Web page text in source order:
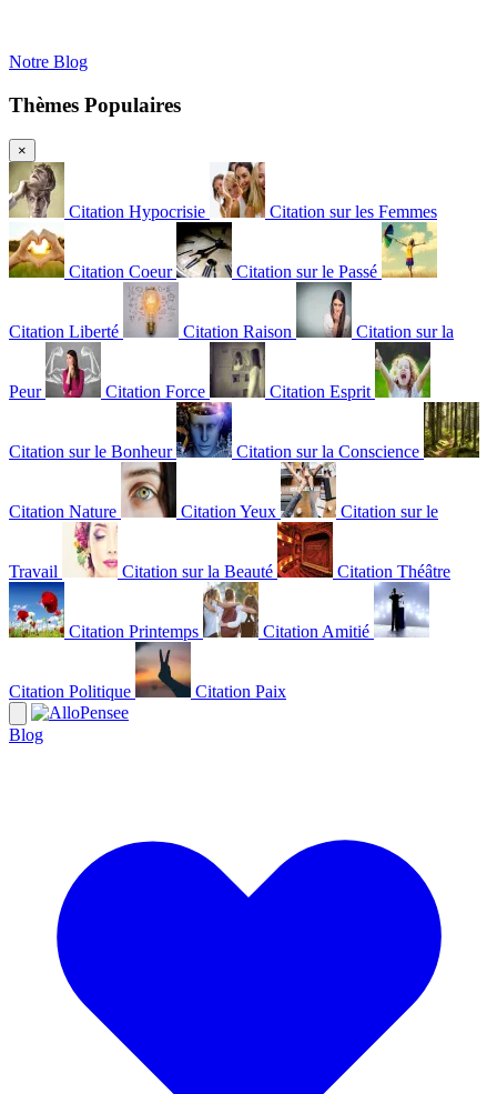
Notre Blog
Thèmes Populaires
×
Citation Hypocrisie Citation sur les Femmes
Citation Coeur Citation sur le Passé
Citation Liberté Citation Raison Citation sur la
Peur Citation Force Citation Esprit
Citation sur le Bonheur Citation sur la Conscience
Citation Nature Citation Yeux Citation sur le
Travail Citation sur la Beauté Citation Théâtre
Citation Printemps Citation Amitié
Citation Politique Citation Paix
Blog